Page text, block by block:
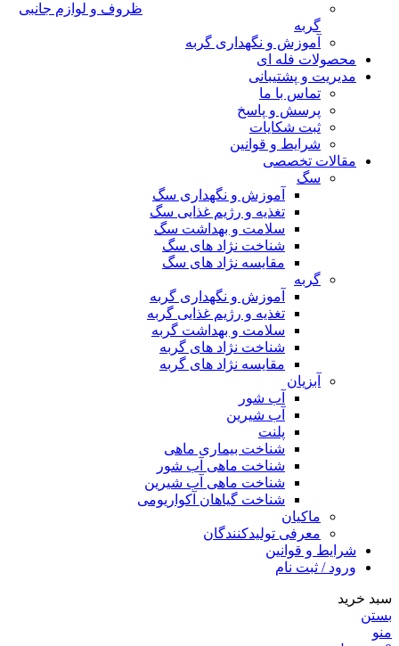
ظروف و لوازم جانبی
گربه
آموزش و نگهداری گربه
محصولات فله ای
مدیریت و پشتیبانی
تماس با ما
پرسش و پاسخ
ثبت شکایات
شرایط و قوانین
مقالات تخصصی
سگ
آموزش و نگهداری سگ
تغذیه و رژیم غذایی سگ
سلامت و بهداشت سگ
شناخت نژاد های سگ
مقایسه نژاد های سگ
گربه
آموزش و نگهداری گربه
تغذیه و رژیم غذایی گربه
سلامت و بهداشت گربه
شناخت نژاد های گربه
مقایسه نژاد های گربه
آبزیان
آب شور
آب شیرین
پلنت
شناخت بیماری ماهی
شناخت ماهی آب شور
شناخت ماهی آب شیرین
شناخت گیاهان آکواریومی
ماکیان
معرفی تولیدکنندگان
شرایط و قوانین
ورود / ثبت نام
سبد خرید
بستن
منو